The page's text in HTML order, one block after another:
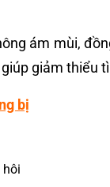
ám mùi,
giảm
bị
hôi